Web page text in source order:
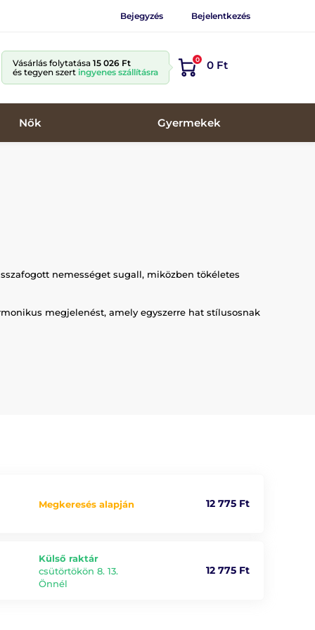
Bejegyzés Bejelentkezés
Vásárlás folytatása 15 026 Ft
és tegyen szert ingyenes szállításra
0 0 Ft
Nők Gyermekek
nemességet sugall, miközben tökéletes
megjelenést, amely egyszerre hat stílusosnak
Megkeresés alapján 12 775 Ft
Külső raktár
csütörtökön 8. 13.
Önnél
12 775 Ft